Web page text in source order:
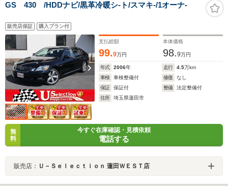
GS 430 /HDDナビ/黒革冷暖シ-ト/スマキ-/1オーナ-
販売店保証 購入プラン付
支払総額
99.9万円
本体価格
98.9万円
年式 2006年 走行 4.5万km
車検
車検整備付 修復
なし
保証
保証付 整備
法定整備付
住所
埼玉県蓮田市
無
料
今すぐ在庫確認・見積依頼
電話する
販売店： Ｕ－Ｓｅｌｅｃｔｉｏｎ 蓮田ＷＥＳＴ店